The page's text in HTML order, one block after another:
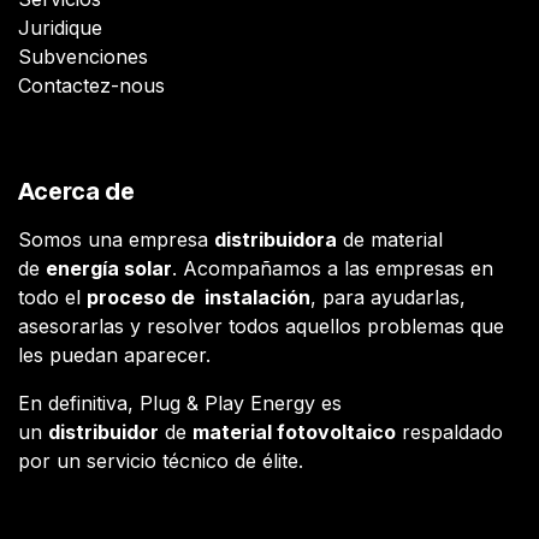
Juridique
Subvenciones
Contactez-nous
Acerca de
Somos una empresa distribuidora de material
de energía solar. Acompañamos a las empresas en
todo el proceso de instalación, para ayudarlas,
asesorarlas y resolver todos aquellos problemas que
les puedan aparecer.
En definitiva, Plug & Play Energy es
un distribuidor de material fotovoltaico respaldado
por un servicio técnico de élite.